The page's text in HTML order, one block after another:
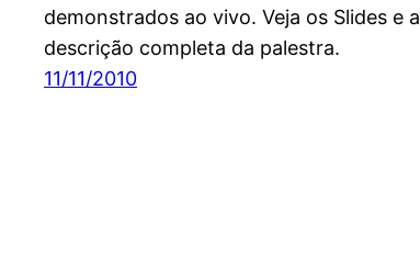
demonstrados ao vivo. Veja os Slides e a
descrição completa da palestra.
11/11/2010